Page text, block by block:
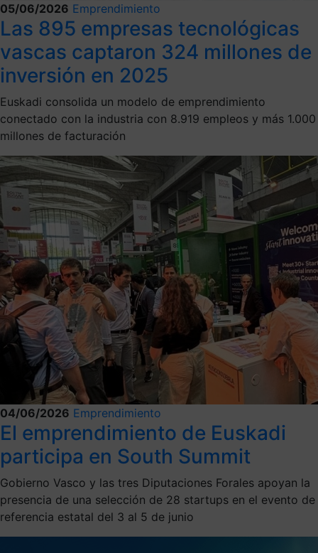
05/06/2026 Emprendimiento
Las 895 empresas tecnológicas
vascas captaron 324 millones de
inversión en 2025
Euskadi consolida un modelo de emprendimiento
conectado con la industria con 8.919 empleos y más 1.000
millones de facturación
04/06/2026 Emprendimiento
El emprendimiento de Euskadi
participa en South Summit
Gobierno Vasco y las tres Diputaciones Forales apoyan la
presencia de una selección de 28 startups en el evento de
referencia estatal del 3 al 5 de junio